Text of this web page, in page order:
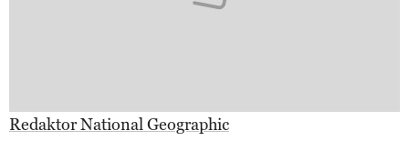
Redaktor National Geographic